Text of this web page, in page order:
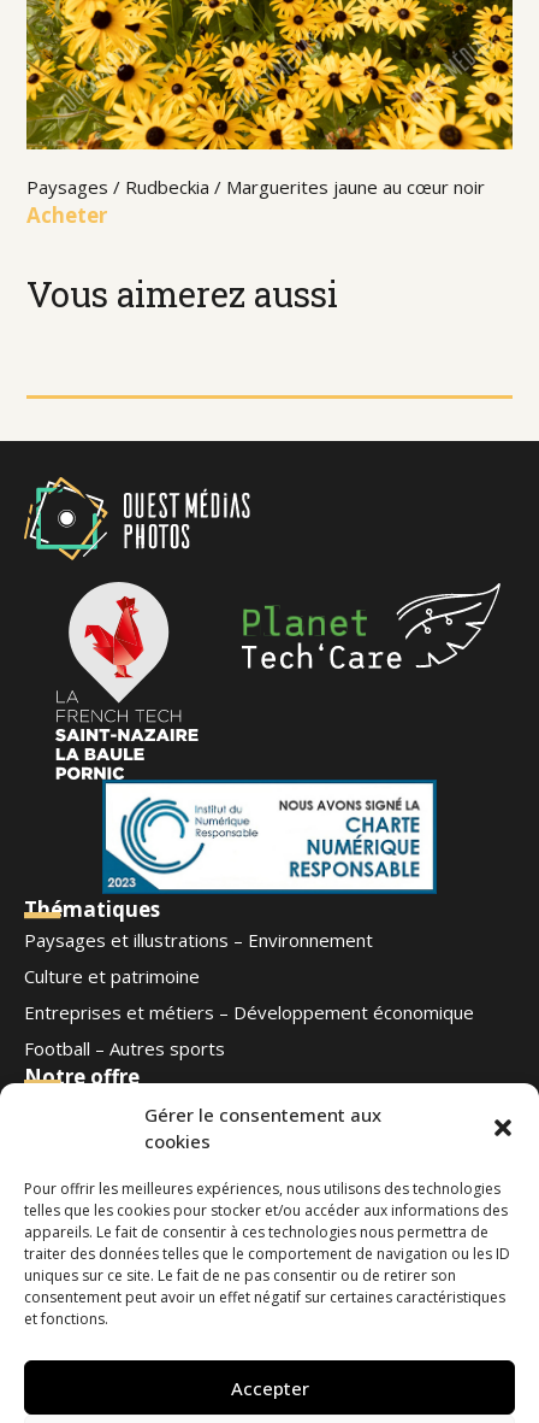
Gérer le consentement aux
cookies
Pour offrir les meilleures expériences, nous utilisons des technologies
telles que les cookies pour stocker et/ou accéder aux informations des
appareils. Le fait de consentir à ces technologies nous permettra de
traiter des données telles que le comportement de navigation ou les ID
uniques sur ce site. Le fait de ne pas consentir ou de retirer son
consentement peut avoir un effet négatif sur certaines caractéristiques
et fonctions.
Accepter
Vous aimerez aussi
Paysages / Rudbeckia / Marguerites jaune au cœur noir
Acheter
Thématiques
Paysages et illustrations – Environnement
Culture et patrimoine
Entreprises et métiers – Développement économique
Football – Autres sports
Notre offre
Qui sommes-nous
Contact
Ouest Médias
Nous suivre
Contactez-nous
phototheque@ouestmedias.com
Tél : 06 78 42 08 35
Demander l'accès à la photothèque